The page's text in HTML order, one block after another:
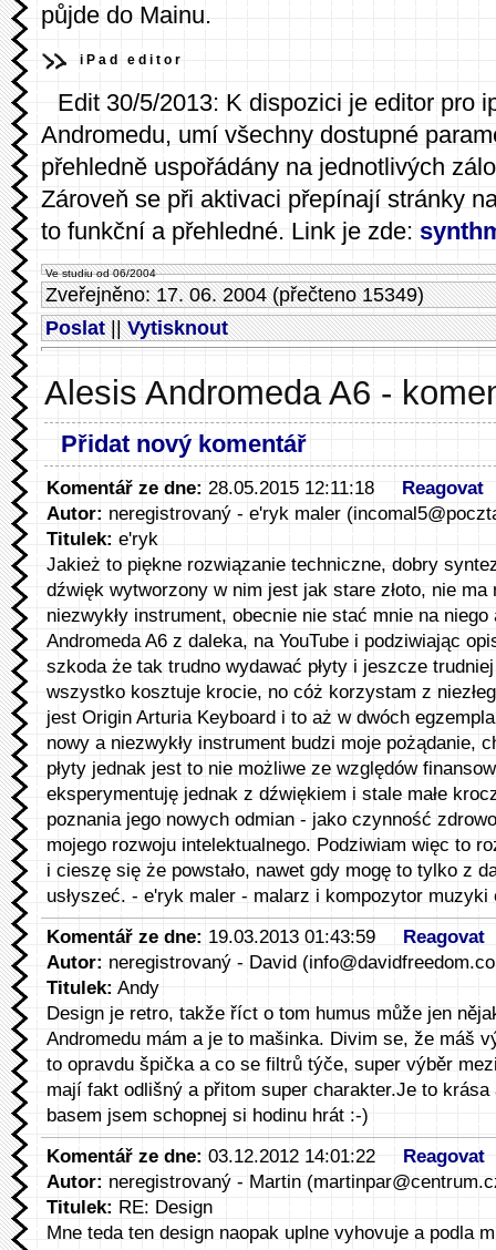
půjde do Mainu.
iPad editor
Edit 30/5/2013: K dispozici je editor pro
Andromedu, umí všechny dostupné
přehledně uspořádány na jednotlivých
Zároveň se při aktivaci přepínají stránky
to funkční a přehledné. Link je zde:
Ve studiu od 06/2004
Zveřejněno: 17. 06. 2004 (přečteno 15349)
Poslat||Vytisknout
Alesis Andromeda A6 -
Přidat nový komentář
Komentář ze dne: 28.05.2015 12:11:18 Reagovat
Autor: neregistrovaný - e'ryk maler
Titulek: e'ryk
Jakież to piękne rozwiązanie techniczne, dobry
dźwięk wytworzony w nim jest jak stare złoto, nie
niezwykły instrument, obecnie nie stać mnie na
Andromeda A6 z daleka, na YouTube i podziwiając
szkoda że tak trudno wydawać płyty i jeszcze
wszystko kosztuje krocie, no cóż korzystam z
jest Origin Arturia Keyboard i to aż w dwóch
nowy a niezwykły instrument budzi moje pożądanie,
płyty jednak jest to nie możliwe ze względów
eksperymentuję jednak z dźwiękiem i stale małe
poznania jego nowych odmian - jako czynność
mojego rozwoju intelektualnego. Podziwiam więc to
i cieszę się że powstało, nawet gdy mogę to tylko z
usłyszeć. - e'ryk maler - malarz i kompozytor muzyki
Komentář ze dne: 19.03.2013 01:43:59 Reagovat
Autor: neregistrovaný - David
Titulek: Andy
Design je retro, takže říct o tom humus může jen
Andromedu mám a je to mašinka. Divim se, že máš
to opravdu špička a co se filtrů týče, super výběr
mají fakt odlišný a přitom super charakter.Je to krása
basem jsem schopnej si hodinu hrát :-)
Komentář ze dne: 03.12.2012 14:01:22 Reagovat
Autor: neregistrovaný - Martin
Titulek: RE: Design
Mne teda ten design naopak uplne vyhovuje a podla